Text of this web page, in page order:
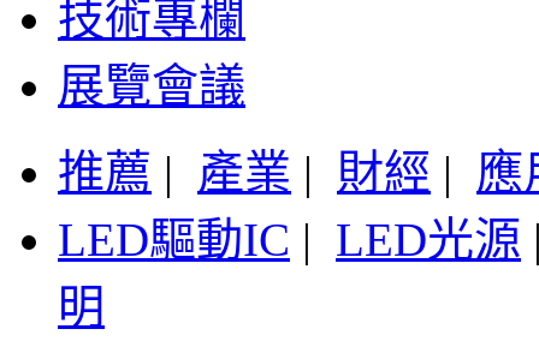
技術專欄
展覽會議
推薦 | 產業 | 財經 | 應
LED驅動IC | LED光源
明